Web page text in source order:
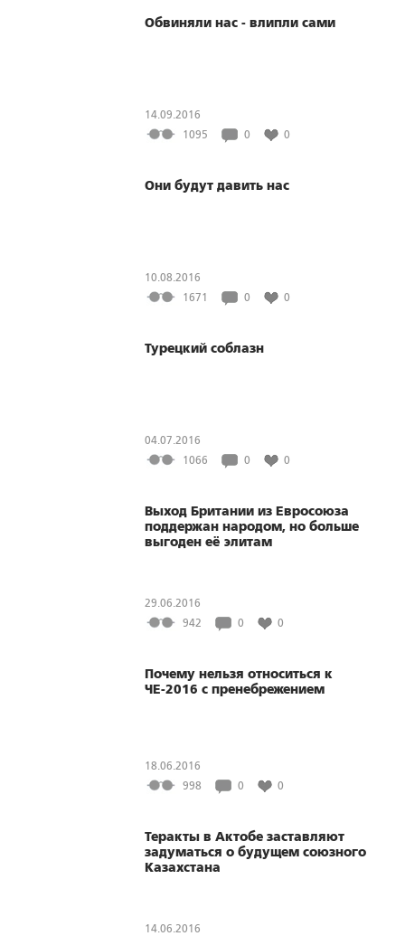
Обвиняли нас - влипли сами
14.09.2016
1095
0 0
Они будут давить нас
10.08.2016
1671
0 0
Турецкий соблазн
04.07.2016
1066
0 0
Выход Британии из Евросоюза
поддержан народом, но больше
выгоден её элитам
29.06.2016
942
0 0
Почему нельзя относиться к
ЧЕ-2016 с пренебрежением
18.06.2016
998
0 0
Теракты в Актобе заставляют
задуматься о будущем союзного
Казахстана
14.06.2016